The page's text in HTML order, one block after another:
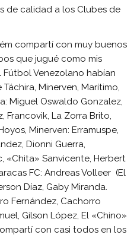
de calidad a los Clubes de
compartí con muy buenos
que jugué como mis
Venezolano habían
Minerven, Marítimo,
Miguel Oswaldo Gonzalez,
Francovik, La Zorra Brito,
Minerven: Erramuspe,
Dionni Guerra,
«Chita» Sanvicente, Herbert
FC: Andreas Volleer (El
Díaz, Gaby Miranda.
Fernández, Cachorro
Gilson López, El «Chino»
con casi todos en los